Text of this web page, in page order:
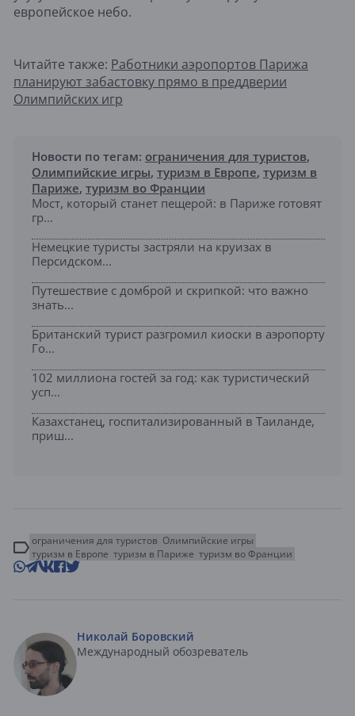
европейское небо.
Читайте также: Работники аэропортов Парижа
планируют забастовку прямо в преддверии
Олимпийских игр
Новости по тегам: ограничения для туристов,
Олимпийские игры, туризм в Европе, туризм в
Париже, туризм во Франции
Мост, который станет пещерой: в Париже готовят
гр...
Немецкие туристы застряли на круизах в
Персидском...
Путешествие с домброй и скрипкой: что важно
знать...
Британский турист разгромил киоски в аэропорту
Го...
102 миллиона гостей за год: как туристический
усп...
Казахстанец, госпитализированный в Таиланде,
приш...
ограничения для туристов Олимпийские игры
туризм в Европе туризм в Париже туризм во Франции
Николай Боровский
Международный обозреватель